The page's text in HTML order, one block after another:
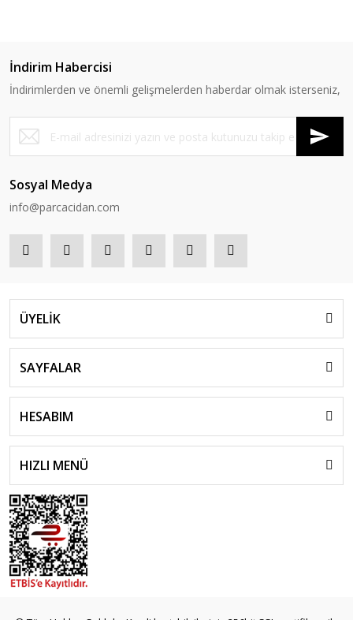
İndirim Habercisi
İndirimlerden ve önemli gelişmelerden haberdar olmak isterseniz,
Sosyal Medya
info@parcacidan.com
ÜYELİK
SAYFALAR
HESABIM
HIZLI MENÜ